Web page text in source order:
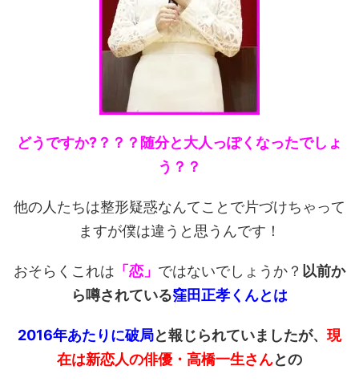
どうですか?？？？随分と大人っぽくなったでしょ
う？？
他の人たちは整形疑惑なんてことで片づけちゃって
ますが僕は違うと思うんです！
おそらくこれは 「恋」 ではないでしょうか？ 以前か
ら噂されている窪田正孝くんとは
2016年あたりに破局と報じられていましたが、 現
在は新恋人の俳優・高橋一生さんとの